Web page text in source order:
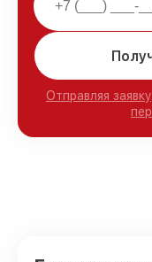
Отправляя